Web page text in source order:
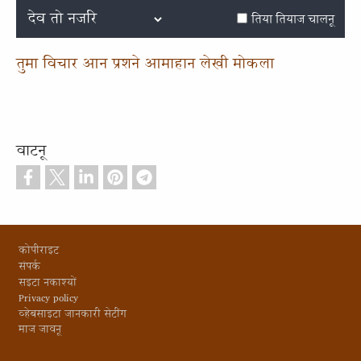
केअनू PreviousNext तिया तियाज चालनू
तुमा विचार आन प्रशने आमाहान लेखी मोकला
वाटनू
Footer
कोपीराइट
संपर्क
सइटा नकाश्यों
Privacy policy
व्हेबसाइटा जानकारी सेटींग
माज जावनू